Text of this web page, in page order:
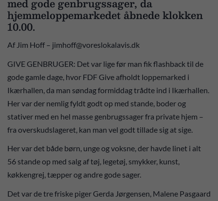
hjemmeloppemarkedet åbnede klokken
10.00.
Af Jim Hoff – jimhoff@voreslokalavis.dk
GIVE GENBRUGER: Det var lige før man fik flashback til de
gode gamle dage, hvor FDF Give afholdt loppemarked i
Ikærhallen, da man søndag formiddag trådte ind i Ikærhallen.
Her var der nemlig fyldt godt op med stande, boder og
stativer med en hel masse genbrugssager fra private hjem –
fra overskudslageret, kan man vel godt tillade sig at sige.
Her var det både børn, unge og voksne, der havde linet i alt
56 stande op med salg af tøj, legetøj, smykker, kunst,
køkkengrej, tæpper og andre gode sager.
Det var de tre friske piger Gerda Jørgensen, Malene Pasgaard